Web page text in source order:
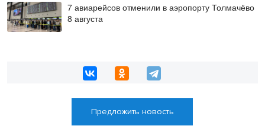
7 авиарейсов отменили в аэропорту Толмачёво
8 августа
Предложить новость